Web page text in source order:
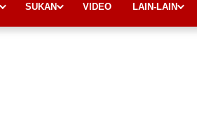
SUKAN VIDEO LAIN-LAIN